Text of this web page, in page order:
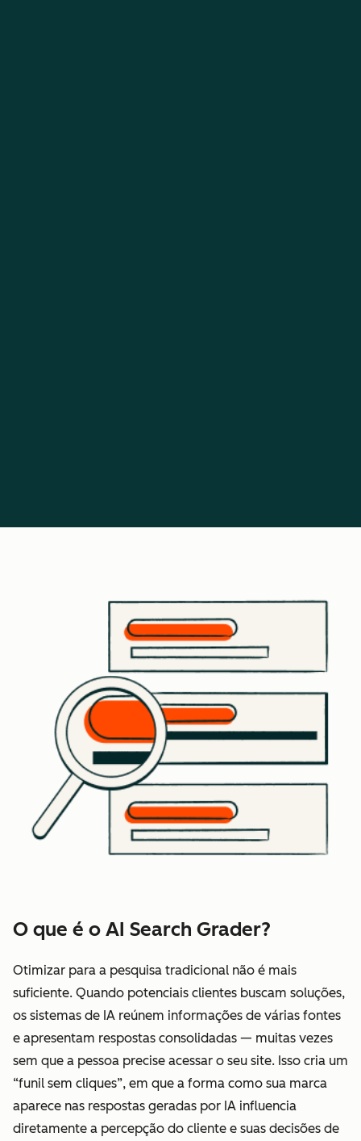
O que é o AI Search Grader?
Otimizar para a pesquisa tradicional não é mais
suficiente. Quando potenciais clientes buscam soluções,
os sistemas de IA reúnem informações de várias fontes
e apresentam respostas consolidadas — muitas vezes
sem que a pessoa precise acessar o seu site. Isso cria um
“funil sem cliques”, em que a forma como sua marca
aparece nas respostas geradas por IA influencia
diretamente a percepção do cliente e suas decisões de